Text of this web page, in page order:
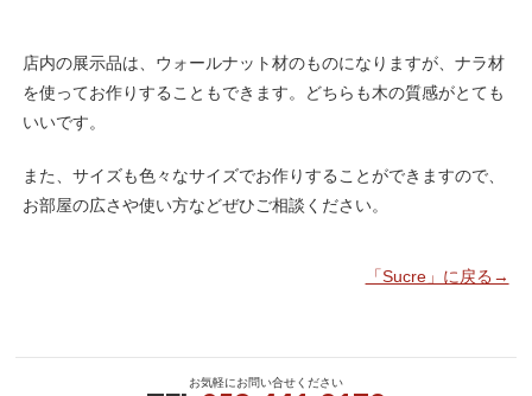
店内の展示品は、ウォールナット材のものになりますが、ナラ材
を使ってお作りすることもできます。どちらも木の質感がとても
いいです。
また、サイズも色々なサイズでお作りすることができますので、
お部屋の広さや使い方などぜひご相談ください。
「Sucre」に戻る→
お気軽にお問い合せください